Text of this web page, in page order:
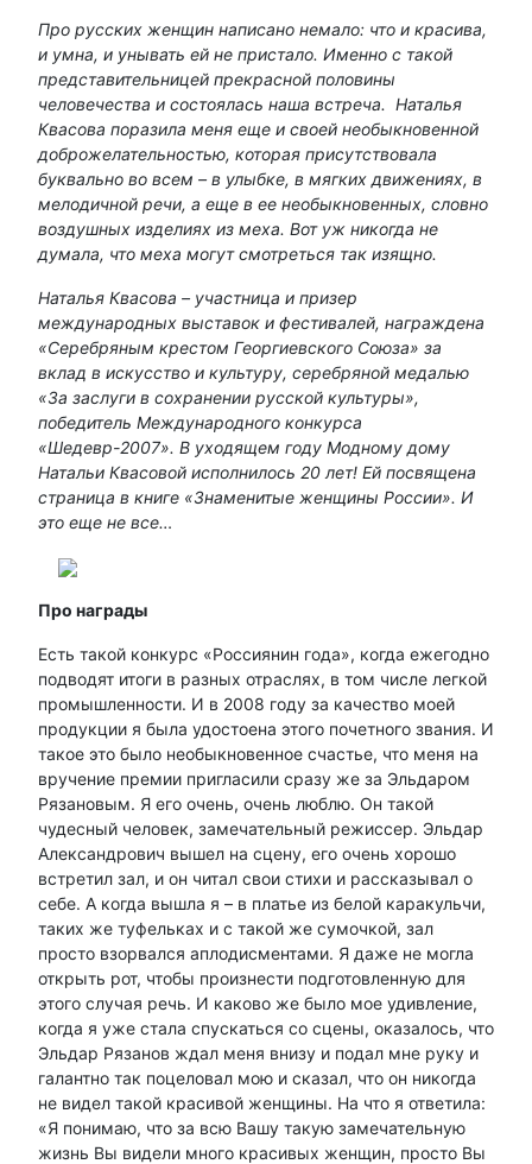
Про русских женщин написано немало: что и красива,
и умна, и унывать ей не пристало. Именно с такой
представительницей прекрасной половины
человечества и состоялась наша встреча. Наталья
Квасова поразила меня еще и своей необыкновенной
доброжелательностью, которая присутствовала
буквально во всем – в улыбке, в мягких движениях, в
мелодичной речи, а еще в ее необыкновенных, словно
воздушных изделиях из меха. Вот уж никогда не
думала, что меха могут смотреться так изящно.
Наталья Квасова – участница и призер
международных выставок и фестивалей, награждена
«Серебряным крестом Георгиевского Союза» за
вклад в искусство и культуру, серебряной медалью
«За заслуги в сохранении русской культуры»,
победитель Международного конкурса
«Шедевр-2007». В уходящем году Модному дому
Натальи Квасовой исполнилось 20 лет! Ей посвящена
страница в книге «Знаменитые женщины России». И
это еще не все…
Про награды
Есть такой конкурс «Россиянин года», когда ежегодно
подводят итоги в разных отраслях, в том числе легкой
промышленности. И в 2008 году за качество моей
продукции я была удостоена этого почетного звания. И
такое это было необыкновенное счастье, что меня на
вручение премии пригласили сразу же за Эльдаром
Рязановым. Я его очень, очень люблю. Он такой
чудесный человек, замечательный режиссер. Эльдар
Александрович вышел на сцену, его очень хорошо
встретил зал, и он читал свои стихи и рассказывал о
себе. А когда вышла я – в платье из белой каракульчи,
таких же туфельках и с такой же сумочкой, зал
просто взорвался аплодисментами. Я даже не могла
открыть рот, чтобы произнести подготовленную для
этого случая речь. И каково же было мое удивление,
когда я уже стала спускаться со сцены, оказалось, что
Эльдар Рязанов ждал меня внизу и подал мне руку и
галантно так поцеловал мою и сказал, что он никогда
не видел такой красивой женщины. На что я ответила:
«Я понимаю, что за всю Вашу такую замечательную
жизнь Вы видели много красивых женщин, просто Вы